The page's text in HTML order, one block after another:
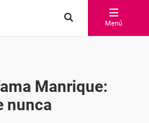
Menú
Manrique:
nunca